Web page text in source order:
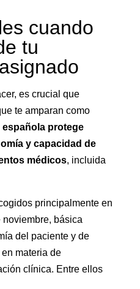
cuando
tu
es crucial que
te amparan como
española protege
y capacidad de
médicos, incluida
principalmente en
noviembre, básica
del paciente y de
materia de
clínica. Entre ellos